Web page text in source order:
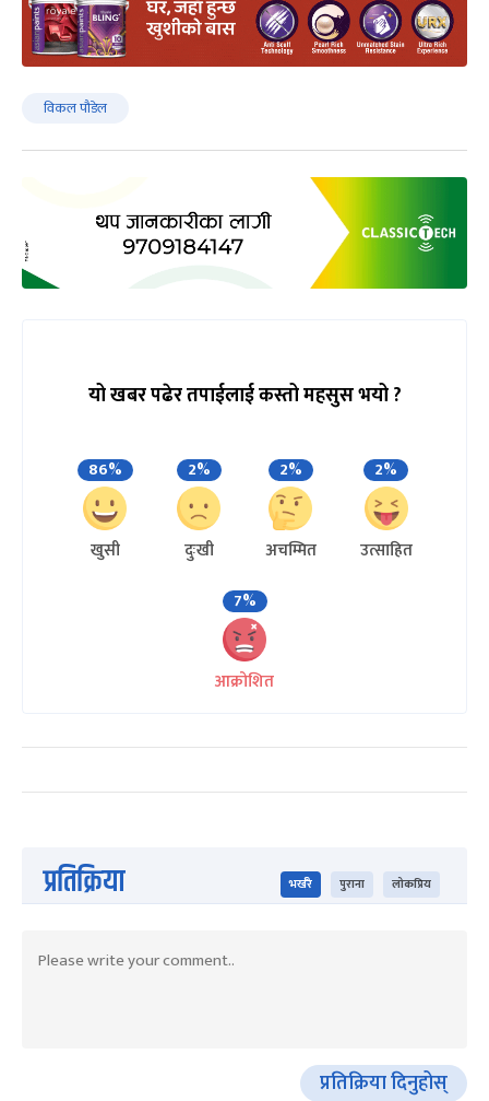
विकल पौडेल
यो खबर पढेर तपाईलाई कस्तो महसुस भयो ?
86%
खुसी
2%
दुःखी
2%
अचम्मित
2%
उत्साहित
7%
आक्रोशित
प्रतिक्रिया भर्खरै पुराना लोकप्रिय
प्रतिक्रिया दिनुहोस्